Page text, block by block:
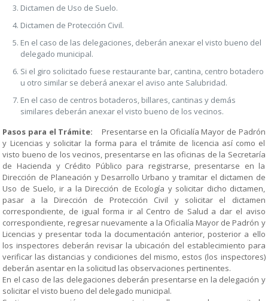
Dictamen de Uso de Suelo.
Dictamen de Protección Civil.
En el caso de las delegaciones, deberán anexar el visto bueno del
delegado municipal.
Si el giro solicitado fuese restaurante bar, cantina, centro botadero
u otro similar se deberá anexar el aviso ante Salubridad.
En el caso de centros botaderos, billares, cantinas y demás
similares deberán anexar el visto bueno de los vecinos.
Pasos para el Trámite: Presentarse en la Oficialía Mayor de Padrón
y Licencias y solicitar la forma para el trámite de licencia así como el
visto bueno de los vecinos, presentarse en las oficinas de la Secretaría
de Hacienda y Crédito Público para registrarse, presentarse en la
Dirección de Planeación y Desarrollo Urbano y tramitar el dictamen de
Uso de Suelo, ir a la Dirección de Ecología y solicitar dicho dictamen,
pasar a la Dirección de Protección Civil y solicitar el dictamen
correspondiente, de igual forma ir al Centro de Salud a dar el aviso
correspondiente, regresar nuevamente a la Oficialía Mayor de Padrón y
Licencias y presentar toda la documentación anterior, posterior a ello
los inspectores deberán revisar la ubicación del establecimiento para
verificar las distancias y condiciones del mismo, estos (los inspectores)
deberán asentar en la solicitud las observaciones pertinentes.
En el caso de las delegaciones deberán presentarse en la delegación y
solicitar el visto bueno del delegado municipal.